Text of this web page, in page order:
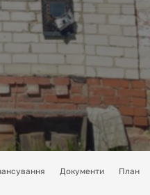
Документи План